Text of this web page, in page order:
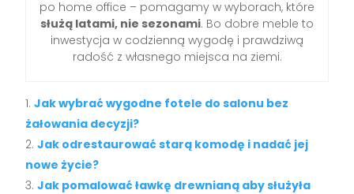
po home office – pomagamy w wyborach, które
służą latami, nie sezonami. Bo dobre meble to
inwestycja w codzienną wygodę i prawdziwą
radość z własnego miejsca na ziemi.
Jak wybrać wygodne fotele do salonu bez
żałowania decyzji?
Jak odrestaurować starą komodę i nadać jej
nowe życie?
Jak pomalować ławkę drewnianą aby służyła